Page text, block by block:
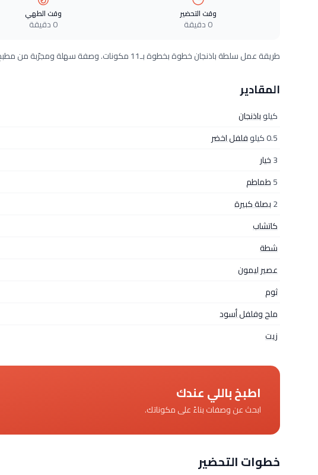
وقت التحضير
0 دقيقة
وقت الطهي
0 دقيقة
طريقة عمل سلطة باذنجان خطوة بخطوة بـ11 مكونات. وصفة سهلة ومجرّبة من مطبخ دلوقتي تكفي 4 أفراد، بمقادير دقيقة وخطوات واضحة.
المقادير
كيلوباذنجان
0.5 كيلو
فلفل اخضر
3خيار
5طماطم
2بصلة كبيرة
كاتشاب
شطة
عصير ليمون
ثوم
ملح وفلفل أسود
زيت
اطبخ باللي عندك
ابحث عن وصفات بناءً على مكوناتك.
خطوات التحضير